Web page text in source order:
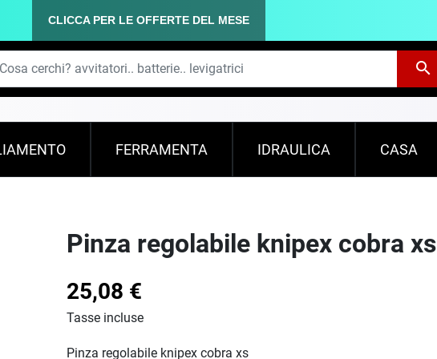
CLICCA PER LE OFFERTE DEL MESE
search
FERRAMENTA IDRAULICA CASA
Pinza regolabile knipex cobra xs
25,08 €
Tasse incluse
Pinza regolabile knipex cobra xs